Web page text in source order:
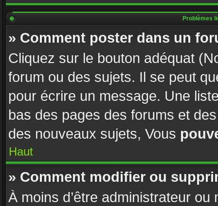
Problèmes
» Comment poster dans un
Cliquez sur le bouton adéquat
forum ou des sujets. Il se peut
pour écrire un message. Une
bas des pages des forums et
des nouveaux sujets, Vous
Haut
» Comment modifier ou
À moins d’être administrateur